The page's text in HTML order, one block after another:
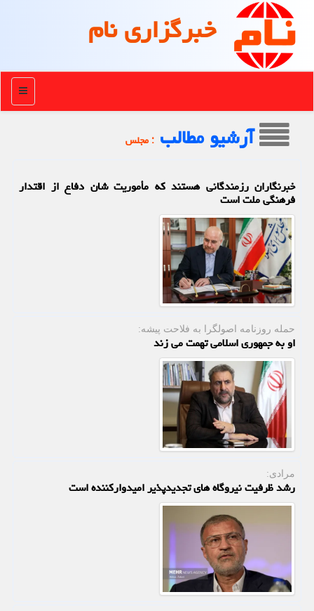
خبرگزاری نام
منو
آرشیو مطالب : مجلس
خبرنگاران رزمندگانی هستند که مأموریت شان دفاع از اقتدار
فرهنگی ملت است
حمله روزنامه اصولگرا به فلاحت پیشه:
او به جمهوری اسلامی تهمت می زند
مرادی:
رشد ظرفیت نیروگاه های تجدیدپذیر امیدوارکننده است